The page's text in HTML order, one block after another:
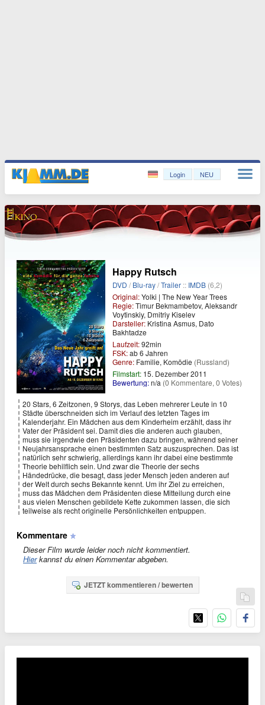
Login NEU
Happy Rutsch
DVD /Blu-ray/Trailer :: IMDB (6,2)
Original:Yolki | The New Year Trees
Regie:Timur Bekmambetov, Aleksandr
Voytinskiy, Dmitriy Kiselev
Darsteller: Kristina Asmus, Dato
Bakhtadze
Laufzeit:92min
FSK:ab 6 Jahren
Genre: Familie, Komödie (Russland)
Filmstart: 15. Dezember 2011
Bewertung:n/a (0 Kommentare, 0 Votes)
20 Stars, 6 Zeitzonen, 9 Storys, das Leben mehrerer Leute in 10
Städte überschneiden sich im Verlauf des letzten Tages im
Kalenderjahr. Ein Mädchen aus dem Kinderheim erzählt, dass ihr
Vater der Präsident sei. Damit dies die anderen auch glauben,
muss sie irgendwie den Präsidenten dazu bringen, während seiner
Neujahrsansprache einen bestimmten Satz auszusprechen. Das ist
natürlich sehr schwierig, allerdings kann ihr dabei eine bestimmte
Theorie behilflich sein. Und zwar die Theorie der sechs
Händedrücke, die besagt, dass jeder Mensch jeden anderen auf
der Welt durch sechs Bekannte kennt. Um ihr Ziel zu erreichen,
muss das Mädchen dem Präsidenten diese Mitteilung durch eine
aus vielen Menschen gebildete Kette zukommen lassen, die sich
teilweise als recht originelle Persönlichkeiten entpuppen.
Kommentare
Dieser Film wurde leider noch nicht kommentiert.
Hierkannst du einen Kommentar abgeben.
JETZT kommentieren / bewerten